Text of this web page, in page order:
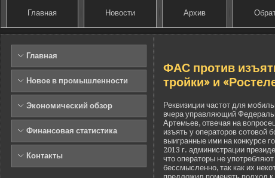
Главная Новости Архив
Главная
Новое в промышленности
Экономический обзор
Финансовая статистика
Контакты
ФАС против
тройки» и
Реквизиции частот для
вчера управляющий
Артемьев, отве­чая на
изъять у операторов сотовой
выигранные ими на конкурсе
2013 г. администрации
что операторы не
бессмысленно, так как их